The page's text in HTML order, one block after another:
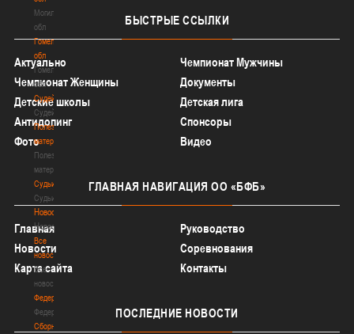
Могилевская
обл
Гомельская
обл
Гомельская
обл
Судейство
Судейство
Полезные
материалы
Полезные
материалы
Судьи
Судьи
Новости
Новости
Все
новости
Все
новости
Федерация
Федерация
Сборные
БЫСТРЫЕ ССЫЛКИ
Актуально
Чемпионат Мужчины
Чемпионат Женщины
Документы
Детские школы
Детская лига
Антидопинг
Спонсоры
Фото
Видео
ГЛАВНАЯ НАВИГАЦИЯ ОО «БФБ»
Главная
Руководство
Новости
Соревнования
Карта сайта
Контакты
ПОСЛЕДНИЕ НОВОСТИ